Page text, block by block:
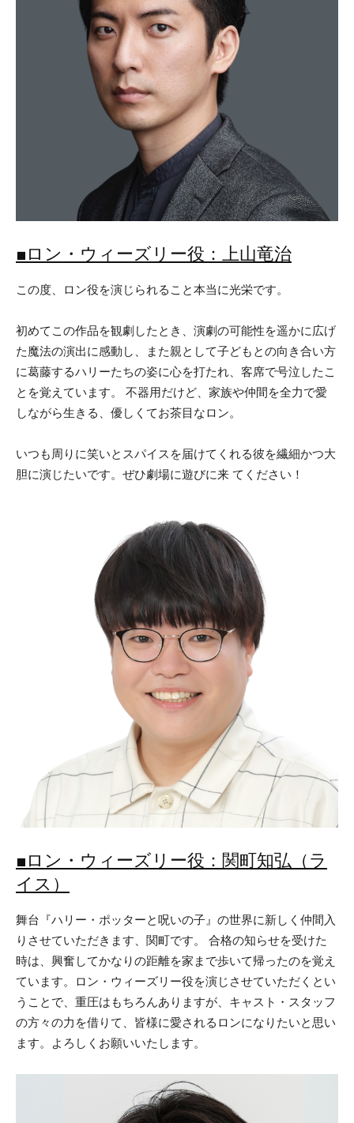
■ロン・ウィーズリー役：上山竜治
この度、ロン役を演じられること本当に光栄です。
初めてこの作品を観劇したとき、演劇の可能性を遥かに広げ
た魔法の演出に感動し、また親として子どもとの向き合い方
に葛藤するハリーたちの姿に心を打たれ、客席で号泣したこ
とを覚えています。 不器用だけど、家族や仲間を全力で愛
しながら生きる、優しくてお茶目なロン。
いつも周りに笑いとスパイスを届けてくれる彼を繊細かつ大
胆に演じたいです。ぜひ劇場に遊びに来 てください！
■ロン・ウィーズリー役：関町知弘（ラ
イス）
舞台『ハリー・ポッターと呪いの子』の世界に新しく仲間入
りさせていただきます、関町です。 合格の知らせを受けた
時は、興奮してかなりの距離を家まで歩いて帰ったのを覚え
ています。ロン・ウィーズリー役を演じさせていただくとい
うことで、重圧はもちろんありますが、キャスト・スタッフ
の方々の力を借りて、皆様に愛されるロンになりたいと思い
ます。よろしくお願いいたします。